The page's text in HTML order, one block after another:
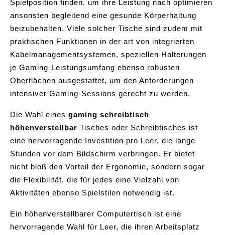
Spielposition finden, um ihre Leistung nach optimieren
ansonsten begleitend eine gesunde Körperhaltung
beizubehalten. Viele solcher Tische sind zudem mit
praktischen Funktionen in der art von integrierten
Kabelmanagementsystemen, speziellen Halterungen
je Gaming-Leistungsumfang ebenso robusten
Oberflächen ausgestattet, um den Anforderungen
intensiver Gaming-Sessions gerecht zu werden.
Die Wahl eines gaming schreibtisch
höhenverstellbar Tisches oder Schreibtisches ist
eine hervorragende Investition pro Leer, die lange
Stunden vor dem Bildschirm verbringen. Er bietet
nicht bloß den Vorteil der Ergonomie, sondern sogar
die Flexibilität, die für jedes eine Vielzahl von
Aktivitäten ebenso Spielstilen notwendig ist.
Ein höhenverstellbarer Computertisch ist eine
hervorragende Wahl für Leer, die ihren Arbeitsplatz